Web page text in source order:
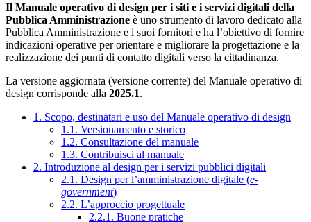
Il Manuale operativo di design per i siti e i servizi digitali della
Pubblica Amministrazione è uno strumento di lavoro dedicato alla
Pubblica Amministrazione e i suoi fornitori e ha l’obiettivo di fornire
indicazioni operative per orientare e migliorare la progettazione e la
realizzazione dei punti di contatto digitali verso la cittadinanza.
La versione aggiornata (versione corrente) del Manuale operativo di
design corrisponde alla 2025.1.
1. Scopo, destinatari e uso del Manuale operativo di design
1.1. Versionamento e storico
1.2. Consultazione del manuale
1.3. Contribuisci al manuale
2. Introduzione al design per i servizi pubblici digitali
2.1. Design per l’amministrazione digitale (e-
government)
2.2. L’approccio progettuale
2.2.1. Buone pratiche